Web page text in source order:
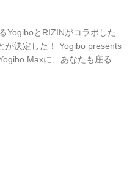
YogiboとRIZINがコラボした
が決定した！ Yogibo presents
Maxに、あなたも座るこ
ボYogibo Maxは11月21日